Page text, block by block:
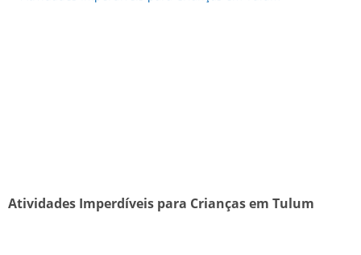
Atividades Imperdíveis para Crianças em Tulum